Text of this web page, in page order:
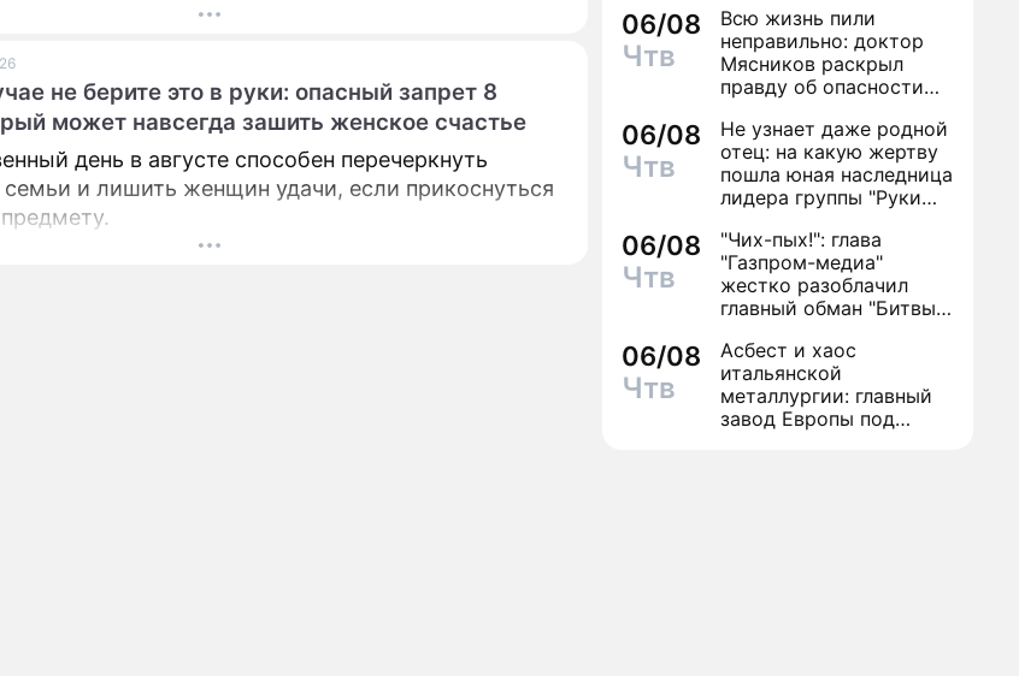
ИГРЫ
ПРЕСС-РЕЛИЗЫ
О ПРОЕКТЕ
не берите это в руки: опасный запрет 8
может навсегда зашить женское счастье
день в августе способен перечеркнуть
семьи и лишить женщин удачи, если прикоснуться
06/08
Чтв
Всю жизнь пили
неправильно: доктор
Мясников раскрыл
правду об опасности
06/08
Чтв
Не узнает даже родной
отец: на какую жертву
пошла юная наследница
лидера группы "Руки
славы
06/08
Чтв
"Чих-пых!": глава
"Газпром-медиа"
жестко разоблачил
главный обман "Битвы
06/08
Чтв
Асбест и хаос
итальянской
металлургии: главный
завод Европы под